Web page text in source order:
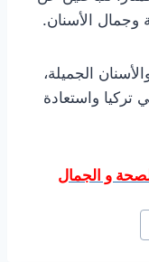
وجمال الأسنان.
الجميلة،
واستعادة
و الجمال